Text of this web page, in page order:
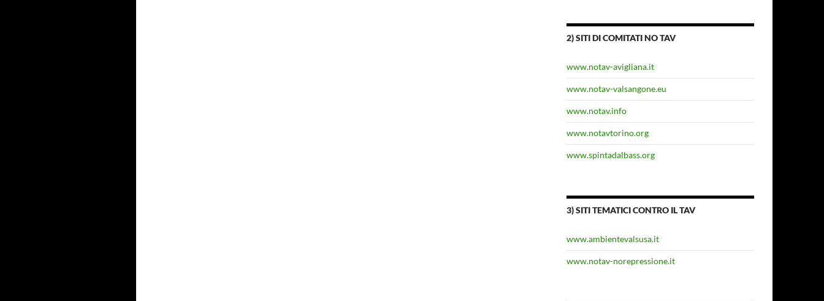
2) SITI DI COMITATI NO TAV
www.notav-avigliana.it
www.notav-valsangone.eu
www.notav.info
www.notavtorino.org
www.spintadalbass.org
3) SITI TEMATICI CONTRO IL TAV
www.ambientevalsusa.it
www.notav-norepressione.it